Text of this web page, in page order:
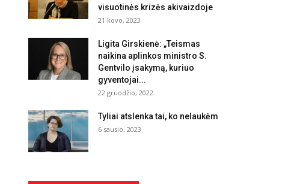
visuotinės krizės akivaizdoje
21 kovo, 2023
Ligita Girskienė: „Teismas
naikina aplinkos ministro S.
Gentvilo įsakymą, kuriuo
gyventojai...
22 gruodžio, 2022
Tyliai atslenka tai, ko nelaukėm
6 sausio, 2023